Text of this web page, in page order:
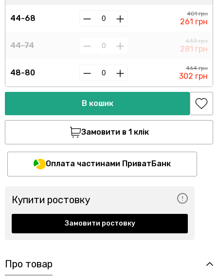
44-68
44-74
48-80
401 грн
261 грн
433 грн
281 грн
464 грн
302 грн
В кошик
Замовити в 1 клік
Оплата частинами ПриватБанк
Купити ростовку
Замовити ростовку
Про товар